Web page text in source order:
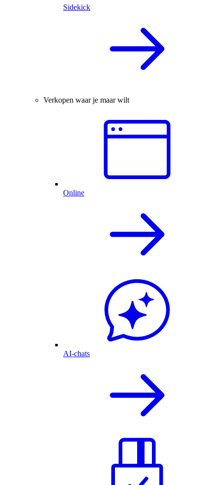
Sidekick
Verkopen waar je maar wilt
Online
AI-chats